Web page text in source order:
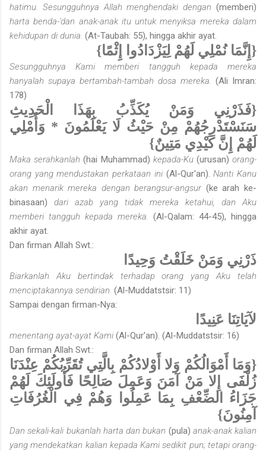
hatimu. Sesungguhnya Allah menghendaki dengan (memberi)
harta benda-'dan anak-anak itu untuk menyiksa mereka dalam
kehidupan di dunia. (At-Taubah: 55), hingga akhir ayat.
{إِنَّمَا نُمْلِي لَهُمْ لِيَزْدَادُوا إِثْمًا}
Sesungguhnya Kami memberi tangguh kepada mereka
hanyalah supaya bertambah-tambah dosa mereka. (Ali Imran:
178)
{فَذَرْنِي وَمَنْ يُكَذِّبُ بِهَذَا الْحَدِيثِ
سَنَسْتَدْرِجُهُمْ مِنْ حَيْثُ لَا يَعْلَمُونَ * وَأُمْلِي
لَهُمْ إِنَّ كَيْدِي مَتِينٌ}
Maka serahkanlah(hai Muhammad) kepada-Ku (urusan)orang-
orang yang mendustakan perkataan ini (Al-Qur'an).Nanti Kanu
akan menarik mereka dengan berangsur-angsur (ke arah ke­
binasaan) dari azab yang tidak mereka ketahui, dan Aku
memberi tangguh kepada mereka. (Al-Qalam: 44-45), hingga
akhir ayat.
Dan firman Allah Swt.:
ذَرْنِي وَمَنْ خَلَقْتُ وَحِيدًا
Biarkanlah Aku bertindak terhadap orang yang Aku telah
menciptakannya sendirian. (Al-Muddatstsir: 11)
Sampai dengan firman-Nya:
لآيَاتِنَا عَنِيدًا
menentang ayat-ayat Kami (Al-Qur'an). (Al-Muddatstsir: 16)
Dan firman Allah Swt.:
{وَمَا أَمْوَالُكُمْ وَلا أَوْلادُكُمْ بِالَّتِي تُقَرِّبُكُمْ عِنْدَنَا
زُلْفَى إِلا مَنْ آمَنَ وَعَمِلَ صَالِحًا فَأُولَئِكَ لَهُمْ
جَزَاءُ الضِّعْفِ بِمَا عَمِلُوا وَهُمْ فِي الْغُرُفَاتِ
آمِنُونَ}
Dan sekali-kali bukanlah harta dan bukan (pula) anak-anak kalian
yang mendekatkan kalian kepada Kami sedikit pun; tetapi orang-